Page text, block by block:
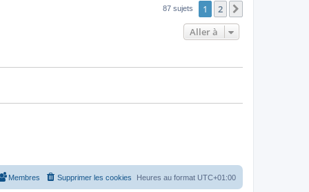
a
87 sujets 1 2
Aller à
Heures au format UTC+01:00
Supprimer les cookies
Membres